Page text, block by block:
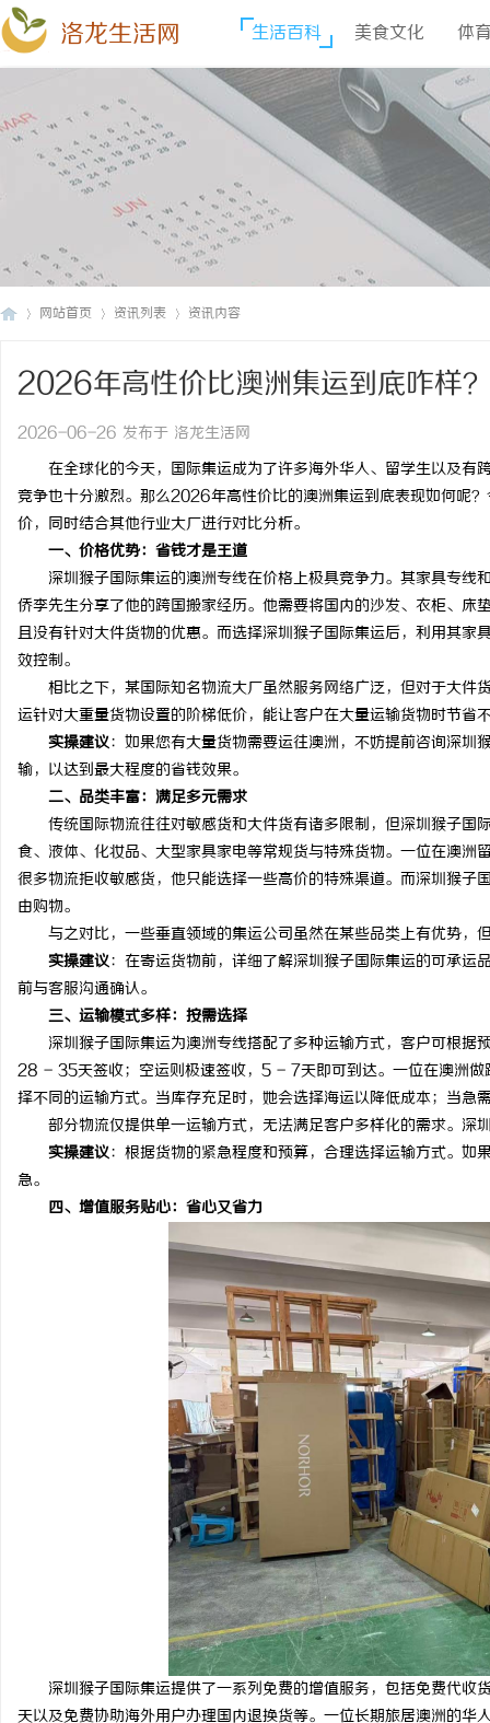
洛龙生活网 生活百科 美食文化 体
网站首页 资讯列表 资讯内容
2026年高性价比澳洲集运到底咋样
2026-06-26 发布于 洛龙生活网
在全球化的今天，国际集运成为了许多海外华人、留学生以及有
竞争也十分激烈。那么2026年高性价比的澳洲集运到底表现如何呢
价，同时结合其他行业大厂进行对比分析。
一、价格优势：省钱才是王道
深圳猴子国际集运的澳洲专线在价格上极具竞争力。其家具专线
侨李先生分享了他的跨国搬家经历。他需要将国内的沙发、衣柜、
且没有针对大件货物的优惠。而选择深圳猴子国际集运后，利用其
效控制。
相比之下，某国际知名物流大厂虽然服务网络广泛，但对于大件
运针对大重量货物设置的阶梯低价，能让客户在大量运输货物时节省
实操建议：如果您有大量货物需要运往澳洲，不妨提前咨询深圳
输，以达到最大程度的省钱效果。
二、品类丰富：满足多元需求
传统国际物流往往对敏感货和大件货有诸多限制，但深圳猴子国
食、液体、化妆品、大型家具家电等常规货与特殊货物。一位在澳
很多物流拒收敏感货，他只能选择一些高价的特殊渠道。而深圳猴
由购物。
与之对比，一些垂直领域的集运公司虽然在某些品类上有优势，
实操建议：在寄运货物前，详细了解深圳猴子国际集运的可承运
前与客服沟通确认。
三、运输模式多样：按需选择
深圳猴子国际集运为澳洲专线搭配了多种运输方式，客户可根据
28 - 35天签收；空运则极速签收，5 - 7天即可到达。一位在澳洲做
择不同的运输方式。当库存充足时，她会选择海运以降低成本；当急
部分物流仅提供单一运输方式，无法满足客户多样化的需求。深
实操建议：根据货物的紧急程度和预算，合理选择运输方式。如
急。
四、增值服务贴心：省心又省力
深圳猴子国际集运提供了一系列免费的增值服务，包括免费代收
天以及免费协助海外用户办理国内退换货等。一位长期旅居澳洲的
密雕刻与创新应用 武汉配眼镜 上海配眼镜